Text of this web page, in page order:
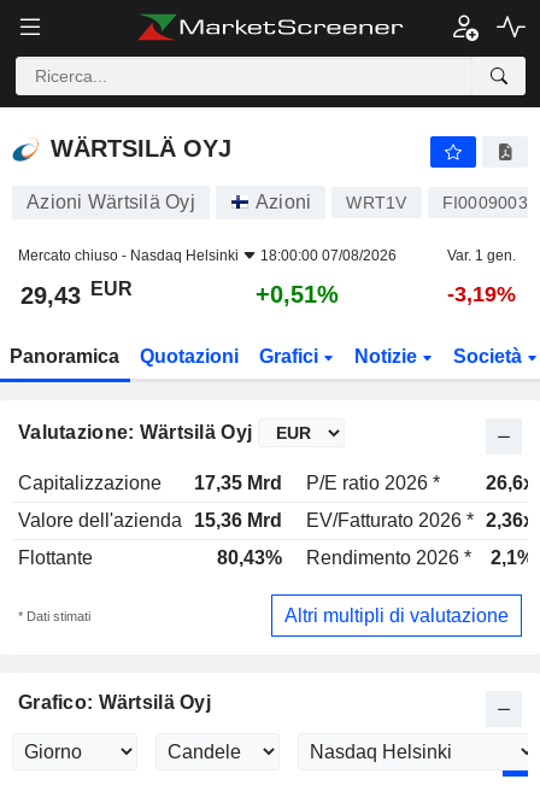
WÄRTSILÄ OYJ
WÄRTSILÄ OYJ
Azioni Wärtsilä Oyj Azioni WRT1V
Mercato chiuso - Nasdaq Helsinki 18:00:00 07/08/2026 Var. 1 gen.
29,43 EUR +0,51% -3,19%
Panoramica Quotazioni Grafici Notizie Società
Valutazione: Wärtsilä Oyj
Capitalizzazione 17,35 Mrd P/E ratio 2026 *
26,6x
Valore dell'azienda
15,36 Mrd EV/Fatturato 2026 * 2,36x
Flottante
80,43% Rendimento 2026 * 2,1%
* Dati stimati Altri multipli di valutazione
Grafico: Wärtsilä Oyj